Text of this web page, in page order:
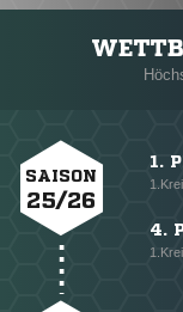
SAISON
25/26
1.
4.